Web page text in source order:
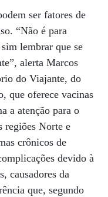
ser fatores de
“Não é para
lembrar que se
alerta Marcos
do Viajante, do
que oferece vacinas
a atenção para o
regiões Norte e
crônicos de
devido à
causadores da
que, segundo